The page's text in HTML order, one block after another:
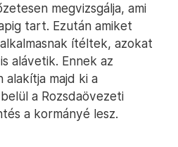
megvizsgálja, ami
tart. Ezután amiket
ítéltek, azokat
alávetik. Ennek az
majd ki a
a Rozsdaövezeti
a kormányé lesz.